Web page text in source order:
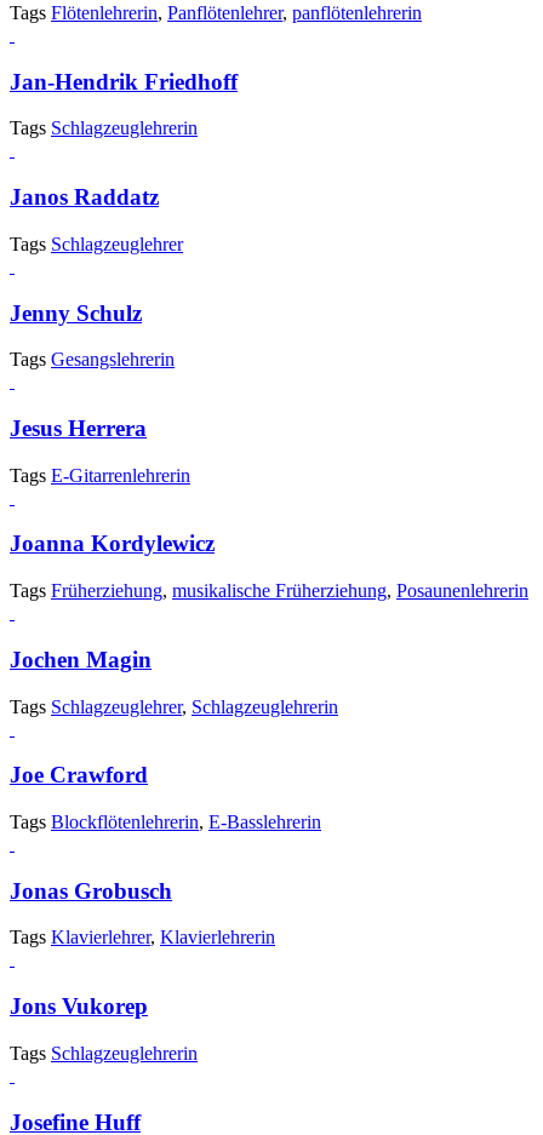
Tags Flötenlehrerin, Panflötenlehrer, panflötenlehrerin
Jan-Hendrik Friedhoff
Tags Schlagzeuglehrerin
Janos Raddatz
Tags Schlagzeuglehrer
Jenny Schulz
Tags Gesangslehrerin
Jesus Herrera
Tags E-Gitarrenlehrerin
Joanna Kordylewicz
Tags Früherziehung, musikalische Früherziehung, Posaunenlehrerin
Jochen Magin
Tags Schlagzeuglehrer, Schlagzeuglehrerin
Joe Crawford
Tags Blockflötenlehrerin, E-Basslehrerin
Jonas Grobusch
Tags Klavierlehrer, Klavierlehrerin
Jons Vukorep
Tags Schlagzeuglehrerin
Josefine Huff